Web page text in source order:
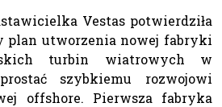
Vestas potwierdziła
plan utworzenia nowej fabryki
turbin wiatrowych w
szybkiemu rozwojowi
offshore. Pierwsza fabryka